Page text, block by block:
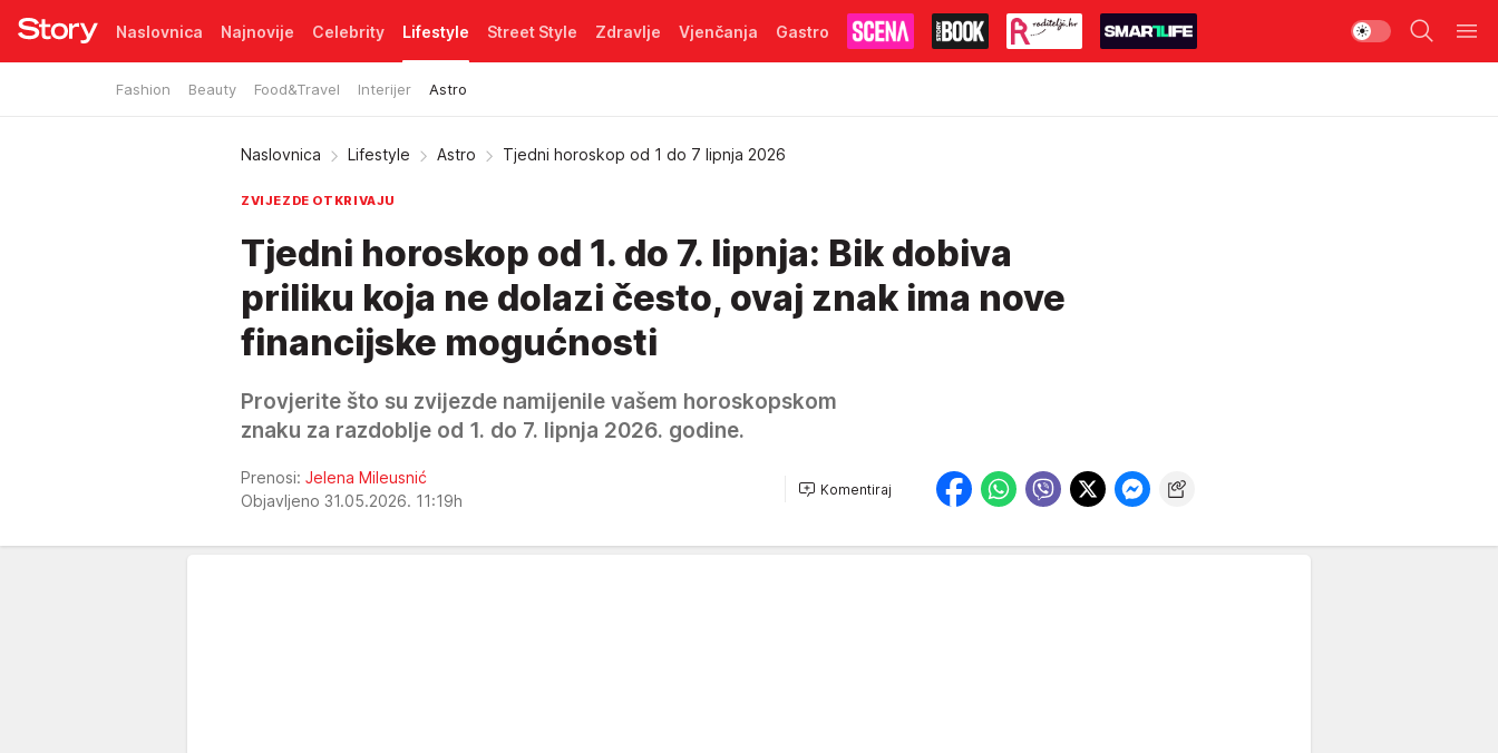
Naslovnica Najnovije Celebrity Lifestyle
Fashion Beauty Food&Travel Interijer Astro
Street Style Zdravlje Vjenčanja Gastro
Pretplata
Naslovnica Lifestyle Astro Tjedni horoskop od 1 do 7 lipnja 2026
ZVIJEZDE OTKRIVAJU
Tjedni horoskop od 1. do 7. lipnja: Bik dobiva
priliku koja ne dolazi često, ovaj znak ima nove
financijske mogućnosti
Provjerite što su zvijezde namijenile vašem horoskopskom
znaku za razdoblje od 1. do 7. lipnja 2026. godine.
Prenosi: Jelena Mileusnić
Objavljeno 31.05.2026. 11:19h
Komentiraj